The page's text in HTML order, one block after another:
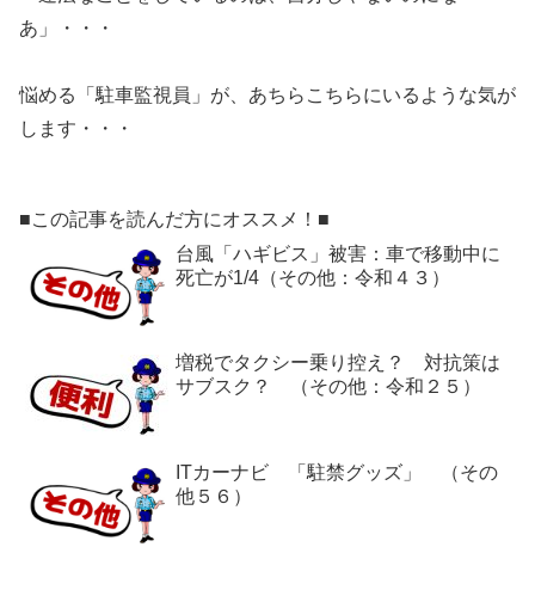
あ」・・・
悩める「駐車監視員」が、あちらこちらにいるような気が
します・・・
■この記事を読んだ方にオススメ！■
台風「ハギビス」被害：車で移動中に
死亡が1/4（その他：令和４３）
増税でタクシー乗り控え？ 対抗策は
サブスク？ （その他：令和２５）
ITカーナビ 「駐禁グッズ」 （その
他５６）